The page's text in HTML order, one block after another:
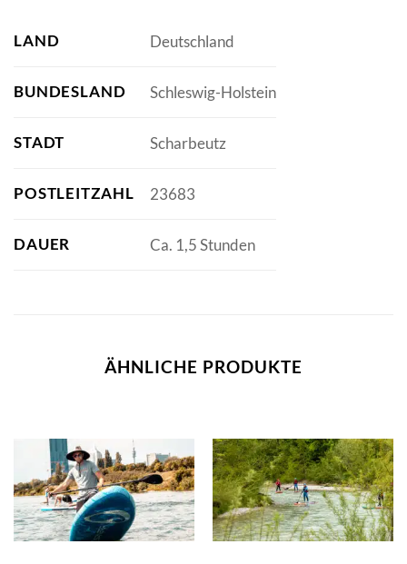
LAND Deutschland
BUNDESLAND Schleswig-Holstein
STADT Scharbeutz
POSTLEITZAHL 23683
DAUER Ca. 1,5 Stunden
ÄHNLICHE PRODUKTE